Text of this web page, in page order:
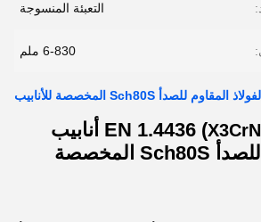
التعبئة المنسوجة
6-830 ملم
EN 1.4436 ( ) أنابيب
الفولاذ المقاوم للصدأ Sch80S المخصصة